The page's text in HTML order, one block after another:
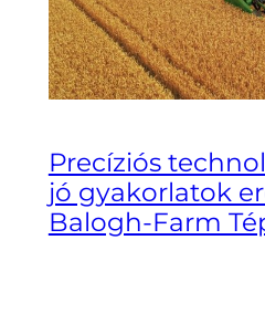
Precíziós
jó gyakorlatok
Balogh-Farm